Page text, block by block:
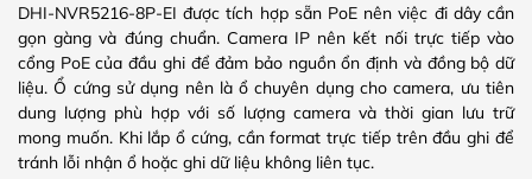
DHI-NVR5216-8P-EI được tích hợp sẵn PoE nên việc đi dây cần
gọn gàng và đúng chuẩn. Camera IP nên kết nối trực tiếp vào
cổng PoE của đầu ghi để đảm bảo nguồn ổn định và đồng bộ dữ
liệu. Ổ cứng sử dụng nên là ổ chuyên dụng cho camera, ưu tiên
dung lượng phù hợp với số lượng camera và thời gian lưu trữ
mong muốn. Khi lắp ổ cứng, cần format trực tiếp trên đầu ghi để
tránh lỗi nhận ổ hoặc ghi dữ liệu không liên tục.